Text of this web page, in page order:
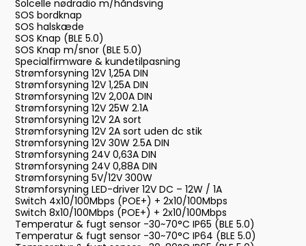
Solcelle nødradio m/håndsving
SOS bordknap
SOS halskæde
SOS Knap (BLE 5.0)
SOS Knap m/snor (BLE 5.0)
Specialfirmware & kundetilpasning
Strømforsyning 12V 1,25A DIN
Strømforsyning 12V 1,25A DIN
Strømforsyning 12V 2,00A DIN
Strømforsyning 12V 25W 2.1A
Strømforsyning 12V 2A sort
Strømforsyning 12V 2A sort uden dc stik
Strømforsyning 12V 30W 2.5A DIN
Strømforsyning 24V 0,63A DIN
Strømforsyning 24V 0,88A DIN
Strømforsyning 5V/12V 300W
Strømforsyning LED-driver 12V DC – 12W / 1A
Switch 4x10/100Mbps (POE+) + 2x10/100Mbps
Switch 8x10/100Mbps (POE+) + 2x10/100Mbps
Temperatur & fugt sensor -30~70°C IP65 (BLE 5.0)
Temperatur & fugt sensor -30~70°C IP64 (BLE 5.0)